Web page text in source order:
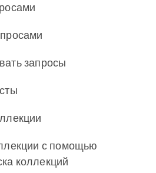
запросы
с помощью
коллекций